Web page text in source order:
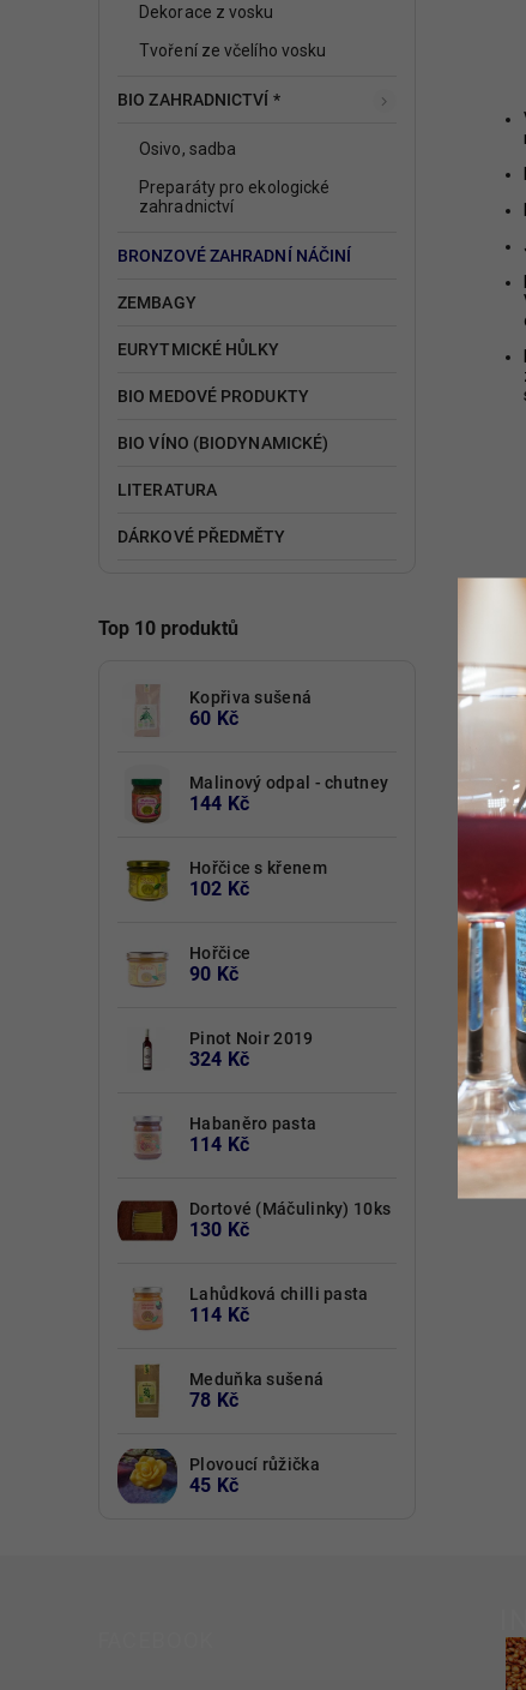
Dekorace z vosku
Tvoření ze včelího vosku
BIO ZAHRADNICTVÍ *
Osivo, sadba
Preparáty pro ekologické
zahradnictví
BRONZOVÉ ZAHRADNÍ NÁČINÍ
ZEMBAGY
EURYTMICKÉ HŮLKY
BIO MEDOVÉ PRODUKTY
BIO VÍNO (BIODYNAMICKÉ)
LITERATURA
DÁRKOVÉ PŘEDMĚTY
Top 10 produktů
Kopřiva sušená
60 Kč
Malinový odpal - chutney
144 Kč
Hořčice s křenem
102 Kč
Hořčice
90 Kč
Pinot Noir 2019
324 Kč
Habaněro pasta
114 Kč
Dortové (Máčulinky) 10ks
130 Kč
Lahůdková chilli pasta
114 Kč
Meduňka sušená
78 Kč
Plovoucí růžička
45 Kč